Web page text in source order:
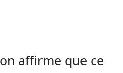
affirme que ce